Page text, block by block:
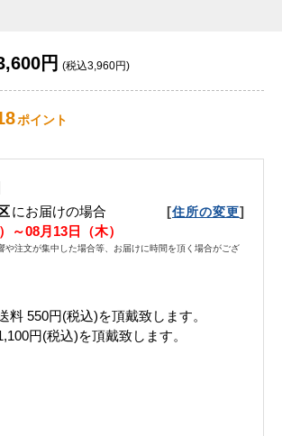
円 (税込3,960円)
ポイント
にお届けの場合 [住所の変更]
～08月13日（木）
や注文が集中した場合等、お届けに時間を頂く場合がござ
料 550円(税込)を頂戴致します。
円(税込)を頂戴致します。